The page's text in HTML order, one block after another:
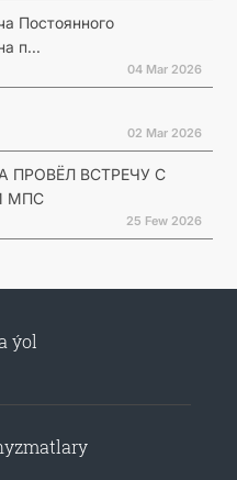
Постоянного
п...
04 Mar 2026
02 Mar 2026
ПРОВЁЛ ВСТРЕЧУ С
МПС
25 Few 2026
ýol